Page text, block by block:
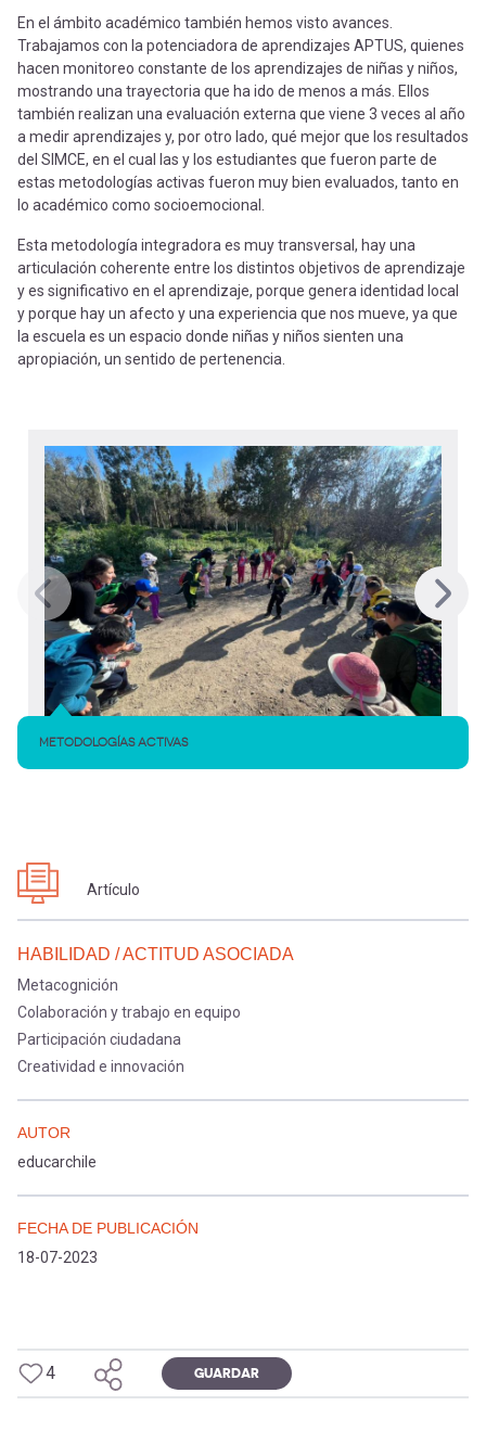
En el ámbito académico también hemos visto avances.
Trabajamos con la potenciadora de aprendizajes APTUS, quienes
hacen monitoreo constante de los aprendizajes de niñas y niños,
mostrando una trayectoria que ha ido de menos a más. Ellos
también realizan una evaluación externa que viene 3 veces al año
a medir aprendizajes y, por otro lado, qué mejor que los resultados
del SIMCE, en el cual las y los estudiantes que fueron parte de
estas metodologías activas fueron muy bien evaluados, tanto en
lo académico como socioemocional.
Esta metodología integradora es muy transversal, hay una
articulación coherente entre los distintos objetivos de aprendizaje
y es significativo en el aprendizaje, porque genera identidad local
y porque hay un afecto y una experiencia que nos mueve, ya que
la escuela es un espacio donde niñas y niños sienten una
apropiación, un sentido de pertenencia.
METODOLOGÍAS ACTIVAS
Artículo
HABILIDAD / ACTITUD ASOCIADA
Metacognición
Colaboración y trabajo en equipo
Participación ciudadana
Creatividad e innovación
AUTOR
educarchile
FECHA DE PUBLICACIÓN
18-07-2023
4 GUARDAR